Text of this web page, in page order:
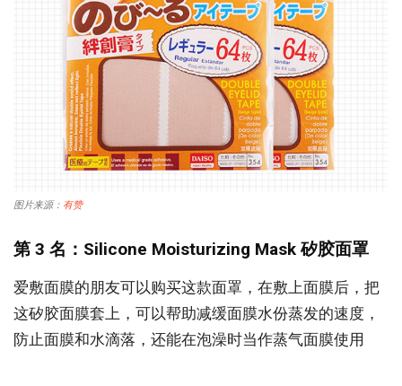
图片来源： 有赞
第 3 名：Silicone Moisturizing Mask 矽胶面罩
爱敷面膜的朋友可以购买这款面罩，在敷上面膜后，把
这矽胶面膜套上，可以帮助减缓面膜水份蒸发的速度，
防止面膜和水滴落，还能在泡澡时当作蒸气面膜使用